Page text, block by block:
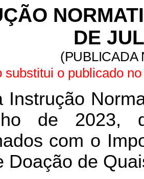
DE
(PUBLICADA
substitui o publicado
Instrução
de 2023,
com o
Doação de